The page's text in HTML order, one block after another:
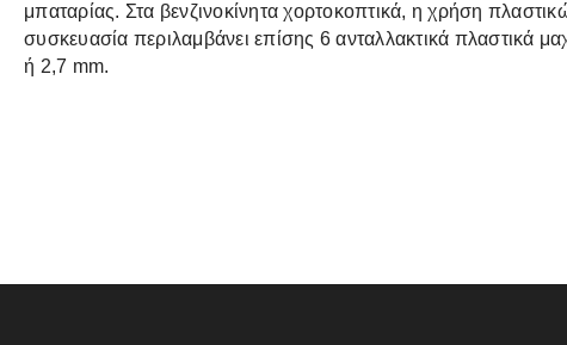
μπαταρίας. Στα βενζινοκίνητα χορτοκοπτικά, η χρήση
συσκευασία περιλαμβάνει επίσης 6 ανταλλακτικά πλαστικά
ή 2,7 mm.